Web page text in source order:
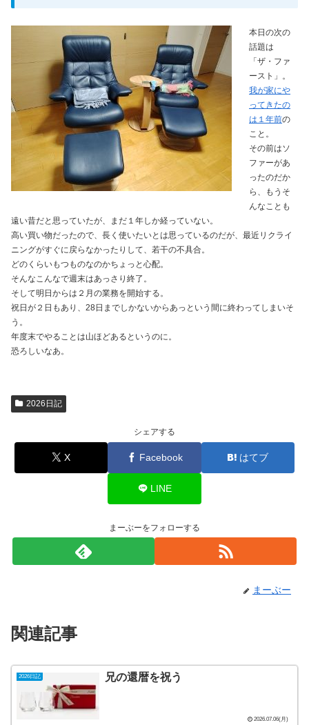
本日の次の
話題は
「ザ・ファ
ースト」。
我が家にや
ってきたの
は１年前の
こと。
その前はソ
ファーがあ
ったのだか
ら、もうそ
んなことも
遠い昔だと思っていたが、まだ１年しか経っていない。
高い買い物だったので、長く使いたいとは思っているのだが、最近リクライ
ニングがすぐに戻らなかったりして、若干の不具合。
どのくらいもつものなのかちょっと心配。
そんなこんなで週末はあっさり終了。
そして明日からは２月の業務を開始する。
祝日が２日もあり、28日までしかないからあっという間に終わってしまいそ
う。
年度末でやることは山ほどあるというのに。
恐ろしいなあ。
2026日記
シェアする
X Facebook はてブ
LINE
まーぶーをフォローする
まーぶー
関連記事
2026日記 兄の還暦を祝う
2026.07.06(月)